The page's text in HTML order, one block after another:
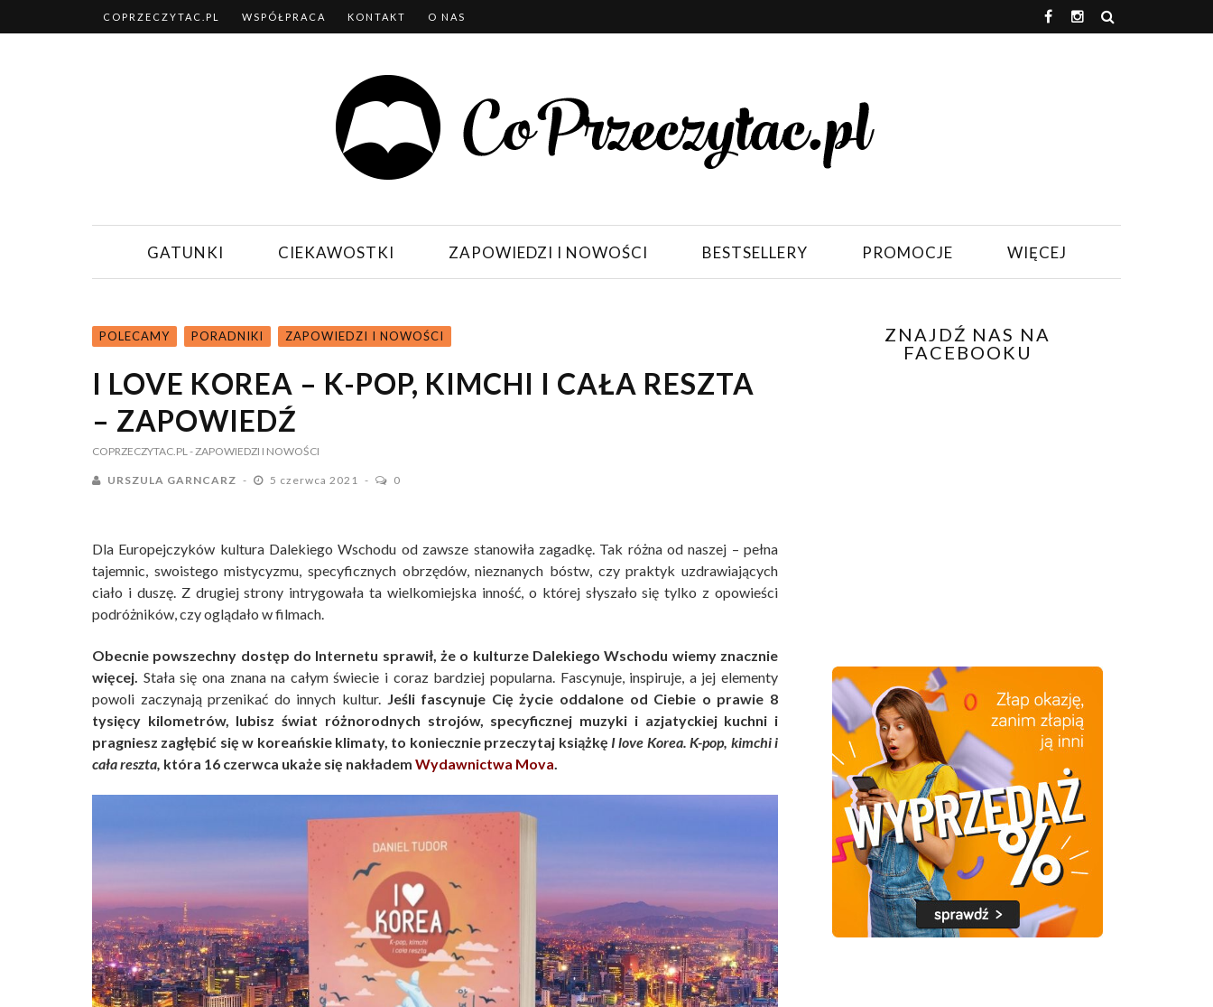
COPRZECZYTAC.PL WSPÓŁPRACA KONTAKT O NAS
GATUNKI CIEKAWOSTKI ZAPOWIEDZI I NOWOŚCI BESTSELLERY PROMOCJE WIĘCEJ
POLECAMY PORADNIKI ZAPOWIEDZI I NOWOŚCI
I LOVE KOREA – K-POP, KIMCHI I CAŁA RESZTA
– ZAPOWIEDŹ
COPRZECZYTAC.PL- ZAPOWIEDZI I NOWOŚCI
URSZULA GARNCARZ 5 czerwca 2021 0
Dla Europejczyków kultura Dalekiego Wschodu od zawsze stanowiła zagadkę. Tak różna od naszej – pełna
tajemnic, swoistego mistycyzmu, specyficznych obrzędów, nieznanych bóstw, czy praktyk uzdrawiających
ciało i duszę. Z drugiej strony intrygowała ta wielkomiejska inność, o której słyszało się tylko z opowieści
podróżników, czy oglądało w filmach.
Obecnie powszechny dostęp do Internetu sprawił, że o kulturze Dalekiego Wschodu wiemy znacznie
więcej. Stała się ona znana na całym świecie i coraz bardziej popularna. Fascynuje, inspiruje, a jej elementy
powoli zaczynają przenikać do innych kultur. Jeśli fascynuje Cię życie oddalone od Ciebie o prawie 8
tysięcy kilometrów, lubisz świat różnorodnych strojów, specyficznej muzyki i azjatyckiej kuchni i
pragniesz zagłębić się w koreańskie klimaty, to koniecznie przeczytaj książkę I love Korea. K-pop, kimchi i
cała reszta, która 16 czerwca ukaże się nakładem Wydawnictwa Mova.
ZNAJDŹ NAS NA
FACEBOOKU